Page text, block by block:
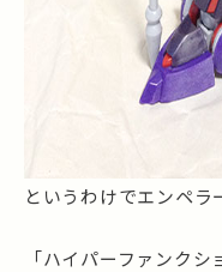
というわけでエンペラ
「ハイパーファンク